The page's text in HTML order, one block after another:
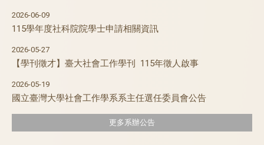
2026-06-09
115學年度社科院院學士申請相關資訊
2026-05-27
【學刊徵才】臺大社會工作學刊 115年徵人啟事
2026-05-19
國立臺灣大學社會工作學系系主任選任委員會公告
更多系辦公告